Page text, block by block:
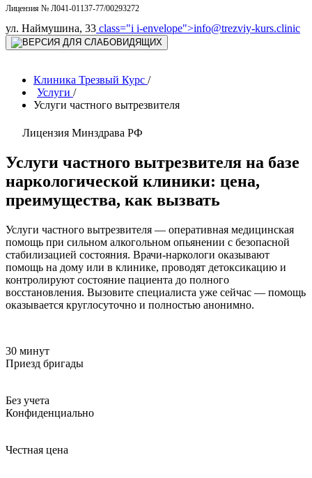
Лицензия № Л041-01137-77/00293272
ул. Наймушина, 33 class="i i-envelope">info@trezviy-kurs.clinic
Клиника Трезвый Курс /
Услуги /
Услуги частного вытрезвителя
Лицензия Минздрава РФ
Услуги частного вытрезвителя на базе
наркологической клиники: цена,
преимущества, как вызвать
Услуги частного вытрезвителя — оперативная медицинская
помощь при сильном алкогольном опьянении с безопасной
стабилизацией состояния. Врачи-наркологи оказывают
помощь на дому или в клинике, проводят детоксикацию и
контролируют состояние пациента до полного
восстановления. Вызовите специалиста уже сейчас — помощь
оказывается круглосуточно и полностью анонимно.
30 минут
Приезд бригады
Без учета
Конфиденциально
Честная цена